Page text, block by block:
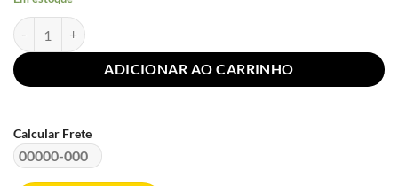
Botton Terra de Todas as Paisagens | Rebojo® quantidade
ADICIONAR AO CARRINHO
Calcular Frete